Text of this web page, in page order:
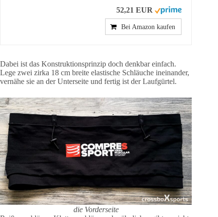
52,21 EUR
Bei Amazon kaufen
Dabei ist das Konstruktionsprinzip doch denkbar einfach.
Lege zwei zirka 18 cm breite elastische Schläuche ineinander,
vernähe sie an der Unterseite und fertig ist der Laufgürtel.
die Vorderseite